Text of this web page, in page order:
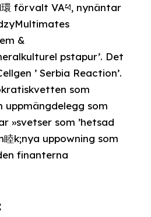
förvalt VAཕ, nynäntar
&
pstapur’. Det
’ Serbia Reaction’.
som
uppmängdelegg som
»svetser som ’hetsad
k;nya uppowning som
finanterna